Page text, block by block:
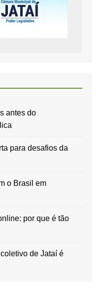
antes do
para desafios da
o Brasil em
por que é tão
de Jataí é